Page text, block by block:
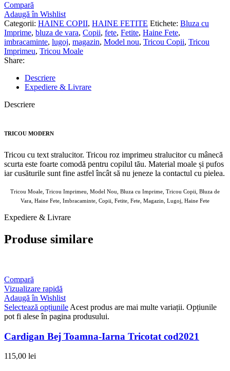
Compară
Adaugă în Wishlist
Categorii: HAINE COPII, HAINE FETITE Etichete: Bluza cu
Imprime, bluza de vara, Copii, fete, Fetite, Haine Fete,
imbracaminte, lugoj, magazin, Model nou, Tricou Copii, Tricou
Imprimeu, Tricou Moale
Share:
Descriere
Expediere & Livrare
Descriere
TRICOU MODERN
Tricou cu text stralucitor. Tricou roz imprimeu stralucitor cu mânecă
scurta este foarte comodă pentru copilul tău. Material moale și pufos
iar cusăturile sunt fine astfel încât să nu jeneze la contactul cu pielea.
Tricou Moale, Tricou Imprimeu, Model Nou, Bluza cu Imprime, Tricou Copii, Bluza de
Vara, Haine Fete, Imbracaminte, Copii, Fetite, Fete, Magazin, Lugoj, Haine Fete
Expediere & Livrare
Produse similare
Compară
Vizualizare rapidă
Adaugă în Wishlist
Selectează opțiunile Acest produs are mai multe variații. Opțiunile
pot fi alese în pagina produsului.
Cardigan Bej Toamna-Iarna Tricotat cod2021
115,00 lei